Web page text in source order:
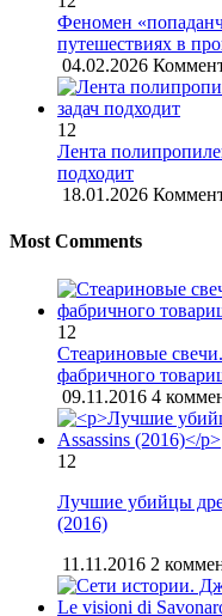
Феномен
путешествиях в
04.02.2026
12
Лента
подходит
18.01.2026
Most Comments
12
Стеариновые
фабричного
09.11.2016 4
12
Лучшие убийцы
(2016)
11.11.2016 2